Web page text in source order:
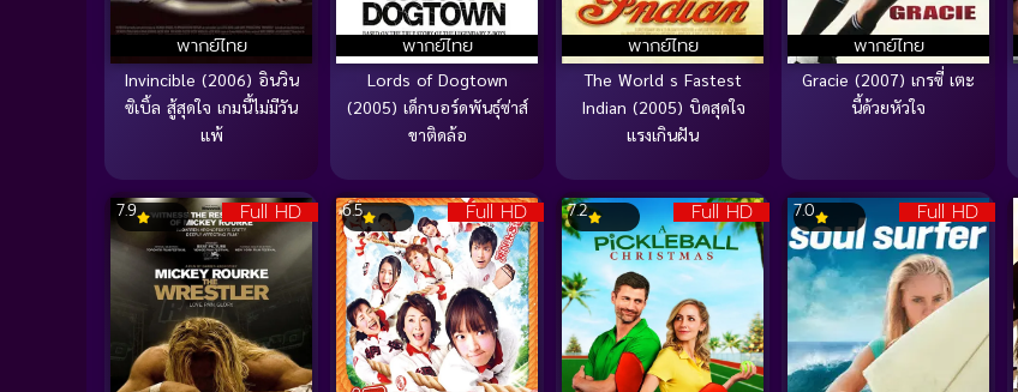
พากย์ไทย
Invincible (2006) อินวิน
ซิเบิ้ล สู้สุดใจ เกมนี้ไม่มีวัน
แพ้
พากย์ไทย
Lords of Dogtown
(2005) เด็กบอร์ดพันธุ์ซ่าส์
ขาติดล้อ
พากย์ไทย
The World s Fastest
Indian (2005) บิดสุดใจ
แรงเกินฝัน
พากย์ไทย
Gracie (2007) เกรซี่ เตะ
นี้ด้วยหัวใจ
Full HD
7.9 Full HD
6.5 Full HD
7.2 Full HD
7.0